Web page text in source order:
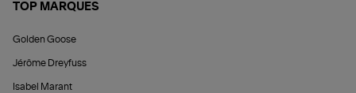
TOP MARQUES
Golden Goose
Jérôme Dreyfuss
Isabel Marant